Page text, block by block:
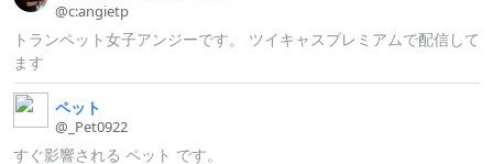
@c:angietp
トランペット女子アンジーです。 ツイキャスプレミアムで配信して
ます
ペット
@_ Pet0922
すぐ影響される ペット です。